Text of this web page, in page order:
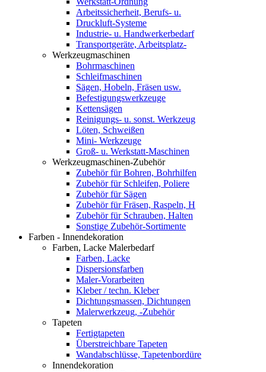
Arbeitssicherheit, Berufs- u.
Druckluft-Systeme
Industrie- u. Handwerkerbedarf
Transportgeräte, Arbeitsplatz-
Werkzeugmaschinen
Bohrmaschinen
Schleifmaschinen
Sägen, Hobeln, Fräsen usw.
Befestigungswerkzeuge
Kettensägen
Reinigungs- u. sonst. Werkzeug
Löten, Schweißen
Mini- Werkzeuge
Groß- u. Werkstatt-Maschinen
Werkzeugmaschinen-Zubehör
Zubehör für Bohren, Bohrhilfen
Zubehör für Schleifen, Poliere
Zubehör für Sägen
Zubehör für Fräsen, Raspeln, H
Zubehör für Schrauben, Halten
Sonstige Zubehör-Sortimente
Farben - Innendekoration
Farben, Lacke Malerbedarf
Farben, Lacke
Dispersionsfarben
Maler-Vorarbeiten
Kleber / techn. Kleber
Dichtungsmassen, Dichtungen
Malerwerkzeug, -Zubehör
Tapeten
Fertigtapeten
Überstreichbare Tapeten
Wandabschlüsse, Tapetenbordüre
Innendekoration